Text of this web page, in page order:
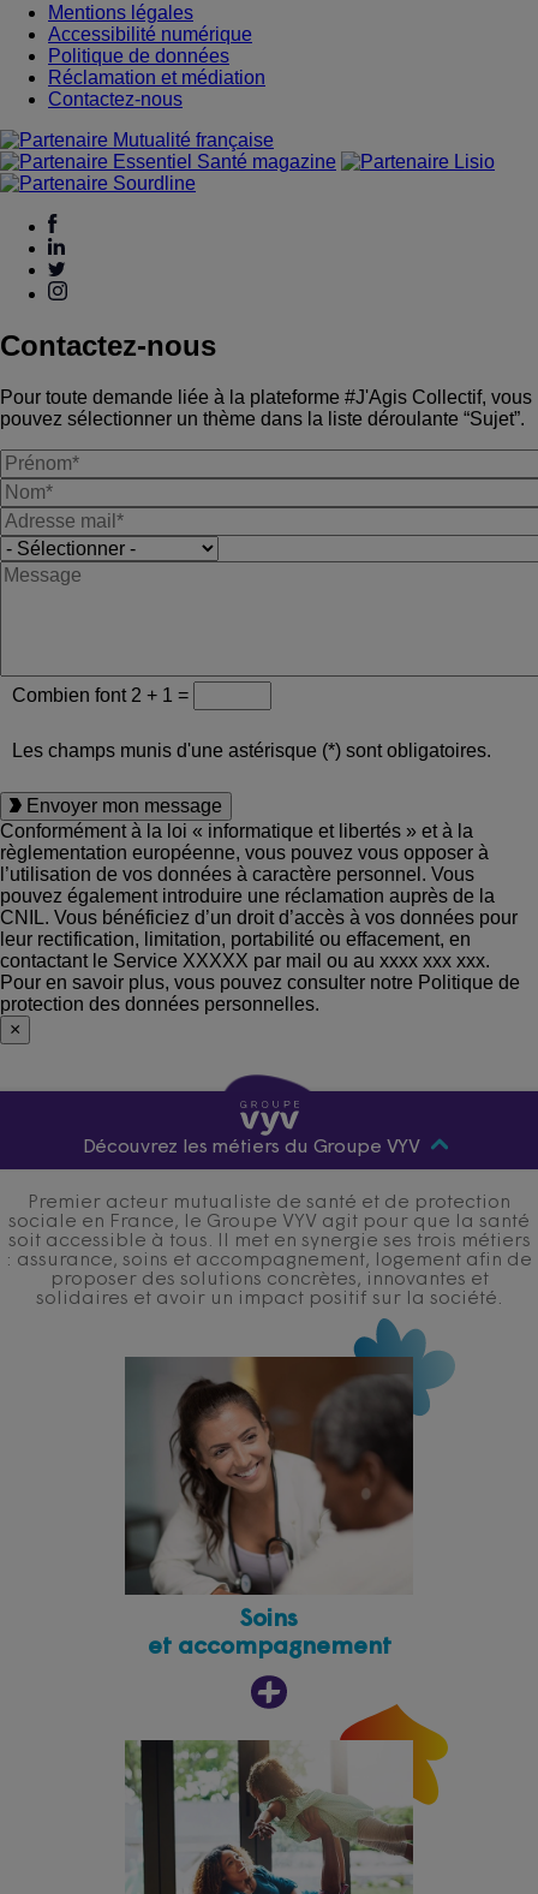
Mentions légales
Accessibilité numérique
Politique de données
Réclamation et médiation
Contactez-nous
Contactez-nous
Pour toute demande liée à la plateforme #J'Agis Collectif, vous
pouvez sélectionner un thème dans la liste déroulante “Sujet”.
Combien font 2 + 1 =
Les champs munis d'une astérisque (*) sont obligatoires.
Envoyer mon message
Conformément à la loi « informatique et libertés » et à la
règlementation européenne, vous pouvez vous opposer à
l’utilisation de vos données à caractère personnel. Vous
pouvez également introduire une réclamation auprès de la
CNIL. Vous bénéficiez d’un droit d’accès à vos données pour
leur rectification, limitation, portabilité ou effacement, en
contactant le Service XXXXX par mail ou au xxxx xxx xxx.
Pour en savoir plus, vous pouvez consulter notre Politique de
protection des données personnelles.
×
Découvrez les métiers du Groupe VYV
Premier acteur mutualiste de santé et de protection
sociale en France, le Groupe VYV agit pour que la santé
soit accessible à tous. Il met en synergie ses trois métiers
: assurance, soins et accompagnement, logement afin de
proposer des solutions concrètes, innovantes et
solidaires et avoir un impact positif sur la société.
Soins
et accompagnement